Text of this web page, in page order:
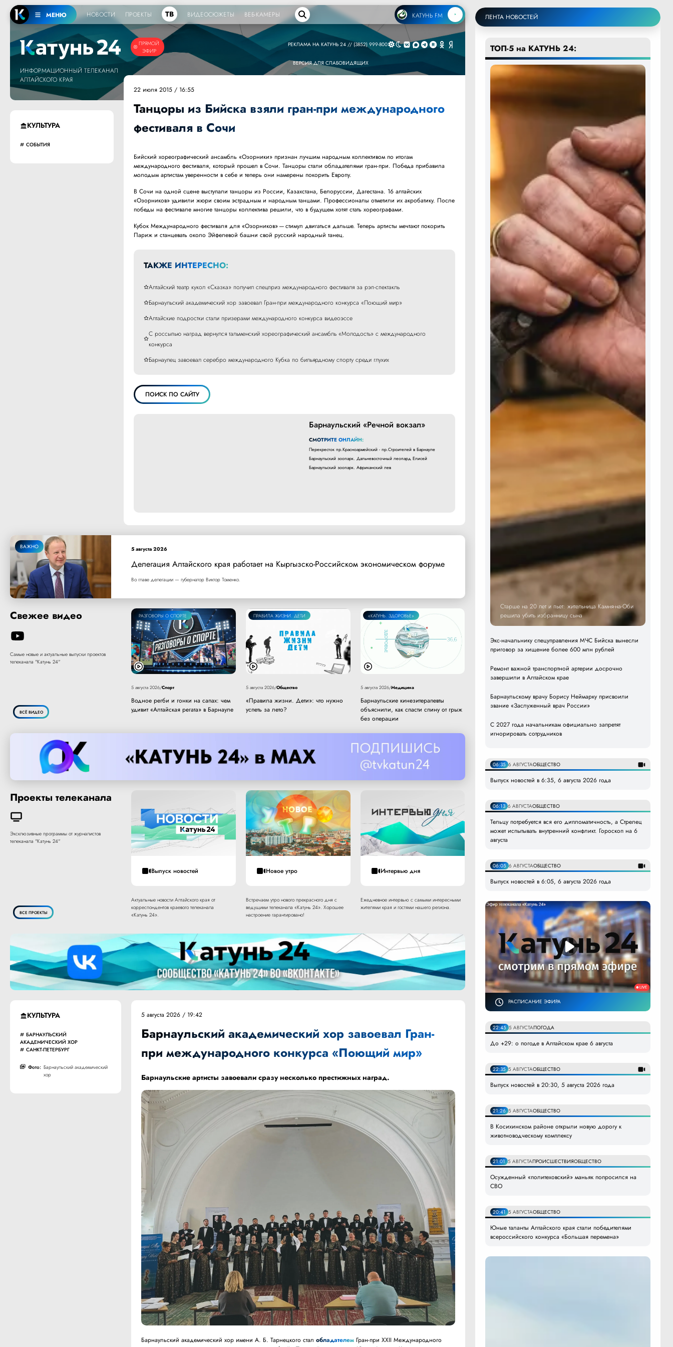
МЕНЮ НОВОСТИ ПРОЕКТЫ ТВ ВИДЕОСЮЖЕТЫ ВЕБ-КАМЕРЫ КАТУНЬ FM
ПРЯМОЙ
ЭФИР
ИНФОРМАЦИОННЫЙ ТЕЛЕКАНАЛ
АЛТАЙСКОГО КРАЯ
РЕКЛАМА НА КАТУНЬ 24 // (3852) 999-800
ВЕРСИЯ ДЛЯ СЛАБОВИДЯЩИХ
КУЛЬТУРА
СОБЫТИЯ
22 июля 2015 / 16:55
Танцоры из Бийска взяли гран-при международного
фестиваля в Сочи
Бийский хореографический ансамбль «Озорники» признан лучшим народным коллективом по итогам
международного фестиваля, который прошел в Сочи. Танцоры стали обладателями гран-при. Победа прибавила
молодым артистам уверенности в себе и теперь они намерены покорить Европу.
В Сочи на одной сцене выступали танцоры из России, Казахстана, Белоруссии, Дагестана. 16 алтайских
«Озорников» удивили жюри своим эстрадным и народным танцами. Профессионалы отметили их акробатику. После
победы на фестивале многие танцоры коллектива решили, что в будущем хотят стать хореографами.
Кубок Международного фестиваля для «Озорников» — стимул двигаться дальше. Теперь артисты мечтают покорить
Париж и станцевать около Эйфелевой башни свой русский народный танец.
ТАКЖЕ ИНТЕРЕСНО:
Алтайский театр кукол «Сказка» получил спецприз международного фестиваля за рэп-спектакль
Барнаульский академический хор завоевал Гран-при международного конкурса «Поющий мир»
Алтайские подростки стали призерами международного конкурса видеоэссе
С россыпью наград вернулся тальменский хореографический ансамбль «Молодость» с международного
конкурса
Барнаулец завоевал серебро международного Кубка по бильярдному спорту среди глухих
ПОИСК ПО САЙТУ
Барнаульский «Речной вокзал»
СМОТРИТЕ ОНЛАЙН:
Перекресток пр.Красноармейский - пр.Строителей в Барнауле
Барнаульский зоопарк. Дальневосточный леопард Елисей
Барнаульский зоопарк. Африканский лев
ВАЖНО 5 августа 2026
Делегация Алтайского края работает на Кыргызско-Российском экономическом форуме
Во главе делегации — губернатор Виктор Томенко.
Свежее видео
Самые новые и актуальные выпуски проектов
телеканала "Катунь 24"
ВСЁ ВИДЕО
РАЗГОВОРЫ О СПОРТЕ
5 августа 2026/Спорт
Водное регби и гонки на сапах: чем
удивит «Алтайская регата» в Барнауле
ПРАВИЛА ЖИЗНИ. ДЕТИ
5 августа 2026/Общество
«Правила жизни. Дети»: что нужно
успеть за лето?
«КАТУНЬ. ЗДОРОВЬЕ»
5 августа 2026/Медицина
Барнаульские кинезитерапевты
объяснили, как спасти спину от грыж
без операции
Проекты телеканала
Эксклюзивные программы от журналистов
телеканала "Катунь 24"
ВСЕ ПРОЕКТЫ
Выпуск новостей
Актуальные новости Алтайского края от
корреспондентов краевого телеканала
«Катунь 24».
Новое утро
Встречаем утро нового прекрасного дня с
ведущими телеканала «Катунь 24». Хорошее
настроение гарантировано!
Интервью дня
Ежедневное интервью с самыми интересными
жителями края и гостями нашего региона.
КУЛЬТУРА
БАРНАУЛЬСКИЙ
АКАДЕМИЧЕСКИЙ ХОР
САНКТ-ПЕТЕРБУРГ
Фото: Барнаульский академический
хор
5 августа 2026 / 19:42
Барнаульский академический хор завоевал Гран-
при международного конкурса «Поющий мир»
Барнаульские артисты завоевали сразу несколько престижных наград.
Барнаульский академический хор имени А. Б. Тарнецкого сталобладателем Гран-при XXII Международного
ЛЕНТА НОВОСТЕЙ
ТОП-5 на КАТУНЬ 24:
Старше на 20 лет и пьет: жительница Камня-на-Оби
решила убить избранницу сына
Экс-начальнику спецуправления МЧС Бийска вынесли
приговор за хищение более 600 млн рублей
Ремонт важной транспортной артерии досрочно
завершили в Алтайском крае
Барнаульскому врачу Борису Неймарку присвоили
звание «Заслуженный врач России»
С 2027 года начальникам официально запретят
игнорировать сотрудников
06:35 6 АВГУСТАОБЩЕСТВО
Выпуск новостей в 6:35, 6 августа 2026 года
06:13 6 АВГУСТАОБЩЕСТВО
Тельцу потребуется вся его дипломатичность, а Стрелец
может испытывать внутренний конфликт. Гороскоп на 6
августа
06:05 6 АВГУСТАОБЩЕСТВО
Выпуск новостей в 6:05, 6 августа 2026 года
РАСПИСАНИЕ ЭФИРА
22:45 5 АВГУСТАПОГОДА
До +29: о погоде в Алтайском крае 6 августа
22:35 5 АВГУСТАОБЩЕСТВО
Выпуск новостей в 20:30, 5 августа 2026 года
21:26 5 АВГУСТАОБЩЕСТВО
В Косихинском районе открыли новую дорогу к
животноводческому комплексу
21:01 5 АВГУСТАПРОИСШЕСТВИЯОБЩЕСТВО
Осужденный «политеховский» маньяк попросился на
СВО
20:41 5 АВГУСТАОБЩЕСТВО
Юные таланты Алтайского края стали победителями
всероссийского конкурса «Большая перемена»